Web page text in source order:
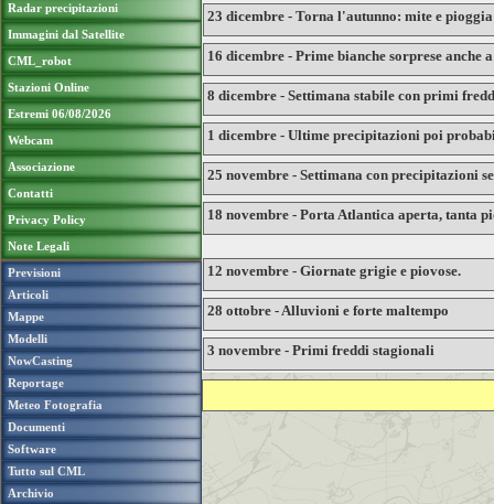
Radar precipitazioni
Immagini dal Satellite
CML_robot
Stazioni Online
Estremi 06/08/2026
Webcam
Associazione
Contatti
Privacy Policy
Note Legali
Previsioni
Articoli
Mappe
Modelli
NowCasting
Reportage
Meteo Fotografia
Documenti
Software
Tutto sul CML
Archivio
23 dicembre - Torna l'autunno: mite e
16 dicembre - Prime bianche sorprese anche
8 dicembre - Settimana stabile con primi
1 dicembre - Ultime precipitazioni poi
25 novembre - Settimana con precipitazioni
18 novembre - Porta Atlantica aperta, tanta
12 novembre - Giornate grigie e piovose.
28 ottobre - Alluvioni e forte maltempo
3 novembre - Primi freddi stagionali